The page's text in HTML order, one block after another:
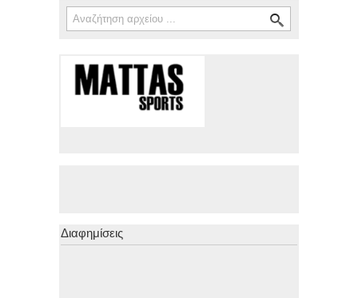
Φόρμα αναζήτησης
Αναζήτηση
Διαφημίσεις